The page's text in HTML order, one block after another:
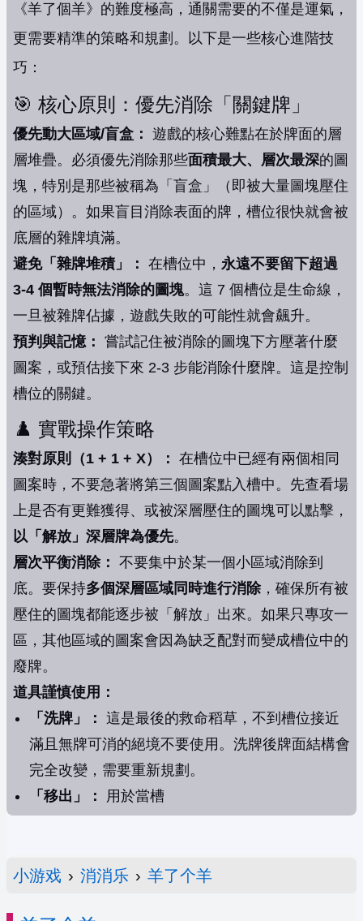
《羊了個羊》的難度極高，通關需要的不僅是運氣，
更需要精準的策略和規劃。以下是一些核心進階技
巧：
🎯 核心原則：優先消除「關鍵牌」
優先動大區域/盲盒： 遊戲的核心難點在於牌面的層
層堆疊。必須優先消除那些面積最大、層次最深的圖
塊，特別是那些被稱為「盲盒」（即被大量圖塊壓住
的區域）。如果盲目消除表面的牌，槽位很快就會被
底層的雜牌填滿。
避免「雜牌堆積」： 在槽位中， 永遠不要留下超過
3-4 個暫時無法消除的圖塊。這 7 個槽位是生命線，
一旦被雜牌佔據，遊戲失敗的可能性就會飆升。
預判與記憶： 嘗試記住被消除的圖塊下方壓著什麼
圖案，或預估接下來 2-3 步能消除什麼牌。這是控制
槽位的關鍵。
♟️ 實戰操作策略
湊對原則（1 + 1 + X）： 在槽位中已經有兩個相同
圖案時，不要急著將第三個圖案點入槽中。先查看場
上是否有更難獲得、或被深層壓住的圖塊可以點擊，
以「解放」深層牌為優先。
層次平衡消除： 不要集中於某一個小區域消除到
底。要保持多個深層區域同時進行消除，確保所有被
壓住的圖塊都能逐步被「解放」出來。如果只專攻一
區，其他區域的圖案會因為缺乏配對而變成槽位中的
廢牌。
道具謹慎使用：
「洗牌」： 這是最後的救命稻草，不到槽位接近
滿且無牌可消的絕境不要使用。洗牌後牌面結構會
完全改變，需要重新規劃。
「移出」：
用於當槽
小游戏 › 消消乐 › 羊了个羊